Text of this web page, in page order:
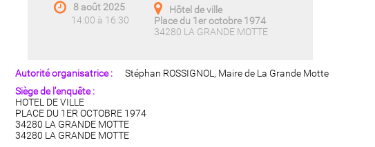
8 août 2025
14:00 à 16:30
Hôtel de ville
Place du 1er octobre 1974
34280 LA GRANDE MOTTE
Autorité organisatrice :
Stéphan ROSSIGNOL, Maire de La Grande Motte
Siège de l'enquête :
HOTEL DE VILLE
PLACE DU 1ER OCTOBRE 1974
34280 LA GRANDE MOTTE
34280 LA GRANDE MOTTE